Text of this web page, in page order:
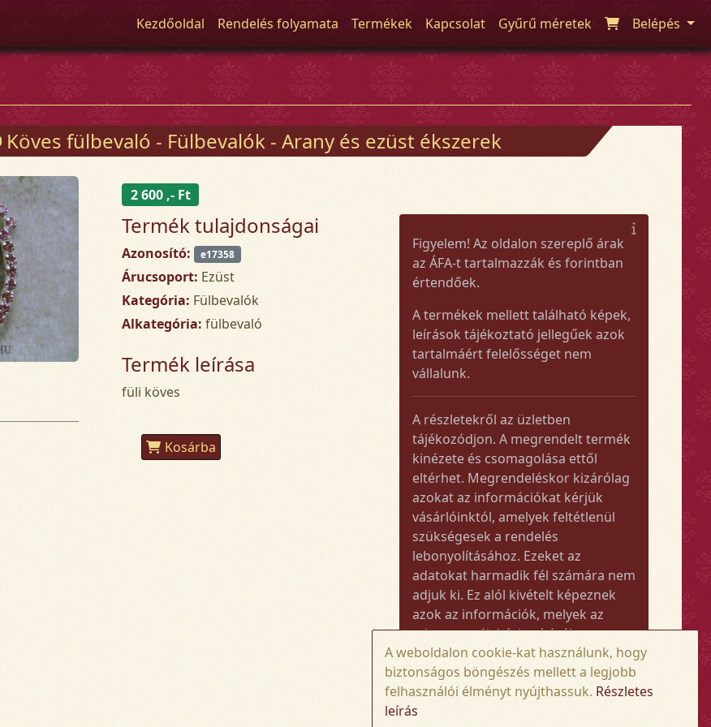
Kezdőoldal Rendelés folyamata Termékek Kapcsolat Gyűrű méretek Belépés
Köves fülbevaló - Fülbevalók - Arany és ezüst ékszerek
2 600 ,- Ft
Termék tulajdonságai
Azonosító: e17358
Árucsoport: Ezüst
Kategória: Fülbevalók
Alkategória: fülbevaló
Termék leírása
füli köves
Kosárba
Figyelem! Az oldalon szereplő árak
az ÁFA-t tartalmazzák és forintban
értendőek.
A termékek mellett található képek,
leírások tájékoztató jellegűek azok
tartalmáért felelősséget nem
vállalunk.
A részletekről az üzletben
tájékozódjon. A megrendelt termék
kinézete és csomagolása ettől
eltérhet. Megrendeléskor kizárólag
azokat az információkat kérjük
vásárlóinktól, amelyek feltétlenül
szükségesek a rendelés
lebonyolításához. Ezeket az
adatokat harmadik fél számára nem
adjuk ki. Ez alól kivételt képeznek
azok az információk, melyek az
adott termék kézbesítéséhez vagy
kiszállításához szükségesek.
Amennyiben a megrendelt termék
összege meghaladja az 50.000 Ft-ot,
A weboldalon cookie-kat használunk, hogy
biztonságos böngészés mellett a legjobb
felhasználói élményt nyújthassuk. Részletes
leírás